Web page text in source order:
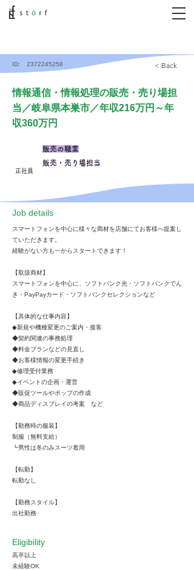
ID: 2372245258 < Back
情報通信・情報処理の販売・売り場担
当／岐阜県本巣市／年収216万円～年
収360万円
正社員
販売の職業
販売・売り場担当
​Job details
スマートフォンを中心に様々な商材を店舗にてお客様へ提案し
ていただきます。
経験がない方も一からスタートできます！
【取扱商材】
スマートフォンを中心に、ソフトバンク光・ソフトバンクでん
き・PayPayカード・ソフトバンクセレクションなど
【具体的な仕事内容】
◆新規や機種変更のご案内・接客
◆契約関連の事務処理
◆料金プランなどの見直し
◆お客様情報の変更手続き
◆修理受付業務
◆イベントの企画・運営
◆販促ツールやポップの作成
◆商品ディスプレイの考案 など
【勤務時の服装】
制服（無料支給）
┗男性は冬のみスーツ着用
【転勤】
転勤なし
【勤務スタイル】
出社勤務
Eligibility
高卒以上
未経験OK